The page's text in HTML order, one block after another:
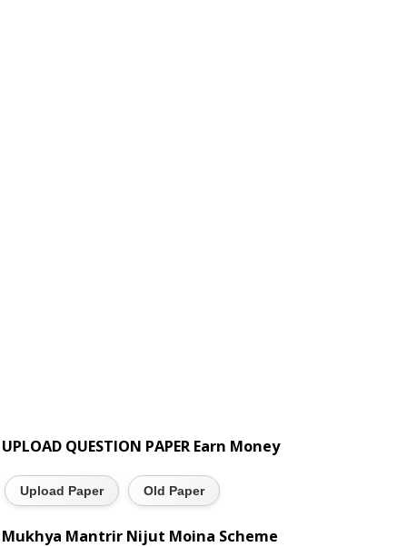
UPLOAD QUESTION PAPER Earn Money
Upload Paper Old Paper
Mukhya Mantrir Nijut Moina Scheme